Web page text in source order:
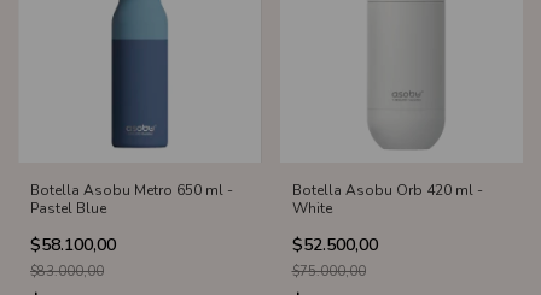
Botella Asobu Metro 650 ml -
Pastel Blue
$58.100,00
$83.000,00
Botella Asobu Orb 420 ml -
White
$52.500,00
$75.000,00